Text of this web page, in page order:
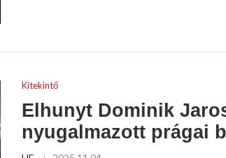
Kitekintő
Elhunyt Dominik
nyugalmazott prágai